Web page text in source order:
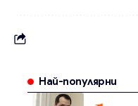
Най-популярни